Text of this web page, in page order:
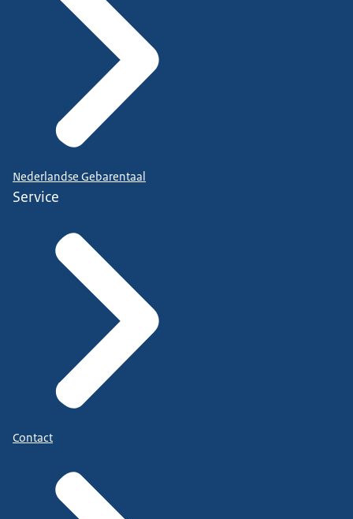
Nederlandse Gebarentaal
Service
Contact